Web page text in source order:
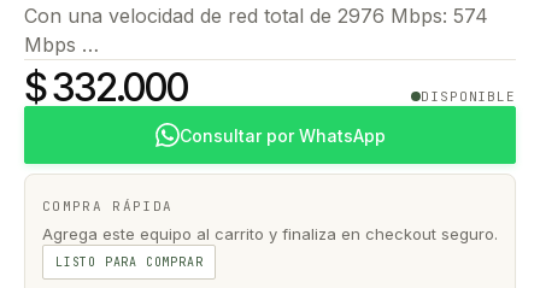
Con una velocidad de red total de 2976 Mbps: 574
Mbps …
$ 332.000 DISPONIBLE
Consultar por WhatsApp
COMPRA RÁPIDA
Agrega este equipo al carrito y finaliza en checkout seguro.
LISTO PARA COMPRAR